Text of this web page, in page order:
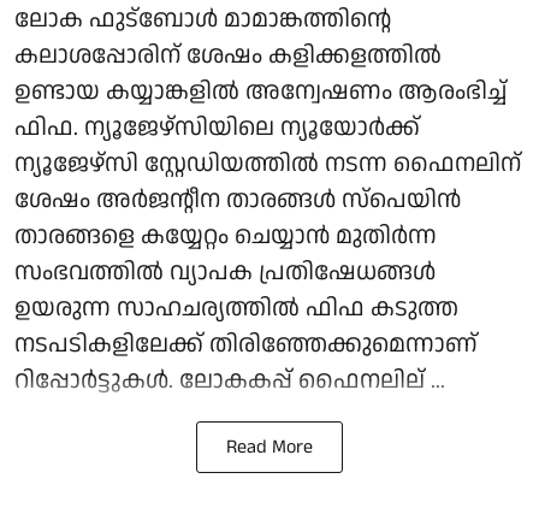
ലോക ഫുട്‌ബോള്‍ മാമാങ്കത്തിന്റെ
കലാശപ്പോരിന് ശേഷം കളിക്കളത്തില്‍
ഉണ്ടായ കയ്യാങ്കളില്‍ അന്വേഷണം ആരംഭിച്ച്
ഫിഫ. ന്യൂജേഴ്സിയിലെ ന്യൂയോര്‍ക്ക്
ന്യൂജേഴ്സി സ്റ്റേഡിയത്തില്‍ നടന്ന ഫൈനലിന്
ശേഷം അര്‍ജന്റീന താരങ്ങള്‍ സ്‌പെയിന്‍
താരങ്ങളെ കയ്യേറ്റം ചെയ്യാന്‍ മുതിര്‍ന്ന
സംഭവത്തില്‍ വ്യാപക പ്രതിഷേധങ്ങള്‍
ഉയരുന്ന സാഹചര്യത്തില്‍ ഫിഫ കടുത്ത
നടപടികളിലേക്ക് തിരിഞ്ഞേക്കുമെന്നാണ്
റിപ്പോര്‍ട്ടുകള്‍. ലോകകപ്പ് ഫൈനലില് ...
Read More